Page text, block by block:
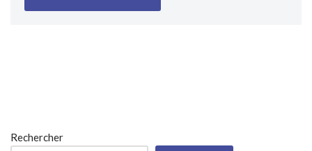
Rechercher